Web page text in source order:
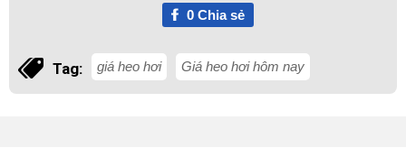
0Chia sẻ
Tag: giá heo hơi Giá heo hơi hôm nay